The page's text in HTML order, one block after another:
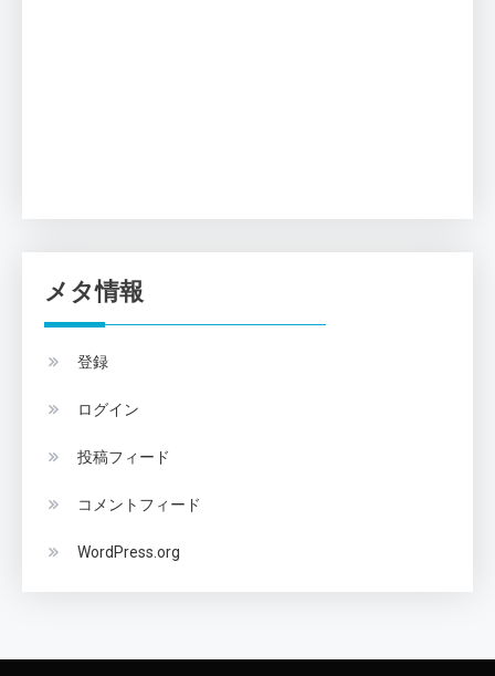
メタ情報
登録
ログイン
投稿フィード
コメントフィード
WordPress.org